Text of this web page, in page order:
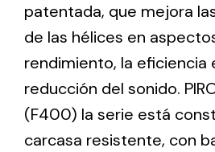
Iluminación Solar
Variedad de soluciones
patentada, que mejora
de las hélices en
rendimiento, la eficiencia
reducción del sonido.
(F400) la serie está
carcasa resistente, con